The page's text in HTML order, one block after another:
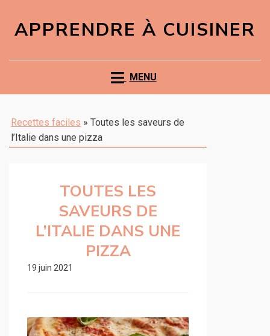
APPRENDRE À CUISINER
MENU
Recettes faciles »Toutes les saveurs de
l’Italie dans une pizza
TOUTES LES
SAVEURS DE
L’ITALIE DANS UNE
PIZZA
19 juin 2021